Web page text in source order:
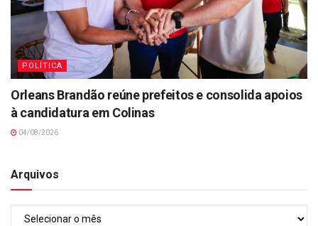
POLÍTICA
Orleans Brandão reúne prefeitos e consolida apoios
à candidatura em Colinas
04/08/2026
Arquivos
Arquivos